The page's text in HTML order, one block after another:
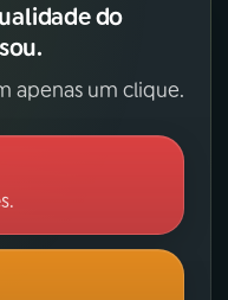
do
apenas um clique.